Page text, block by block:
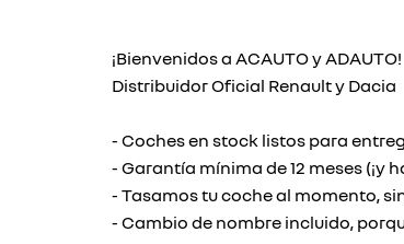
¡Bienvenidos a ACAUTO y ADAUTO!
Distribuidor Oficial Renault y Dacia
- Coches en stock listos para
- Garantía mínima de 12 meses (¡y
- Tasamos tu coche al momento,
- Cambio de nombre incluido,